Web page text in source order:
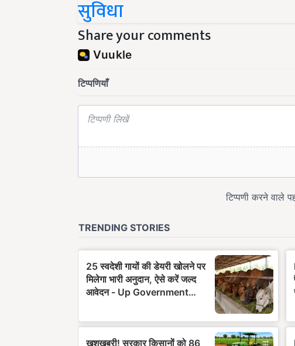
सुविधा
Share your comments